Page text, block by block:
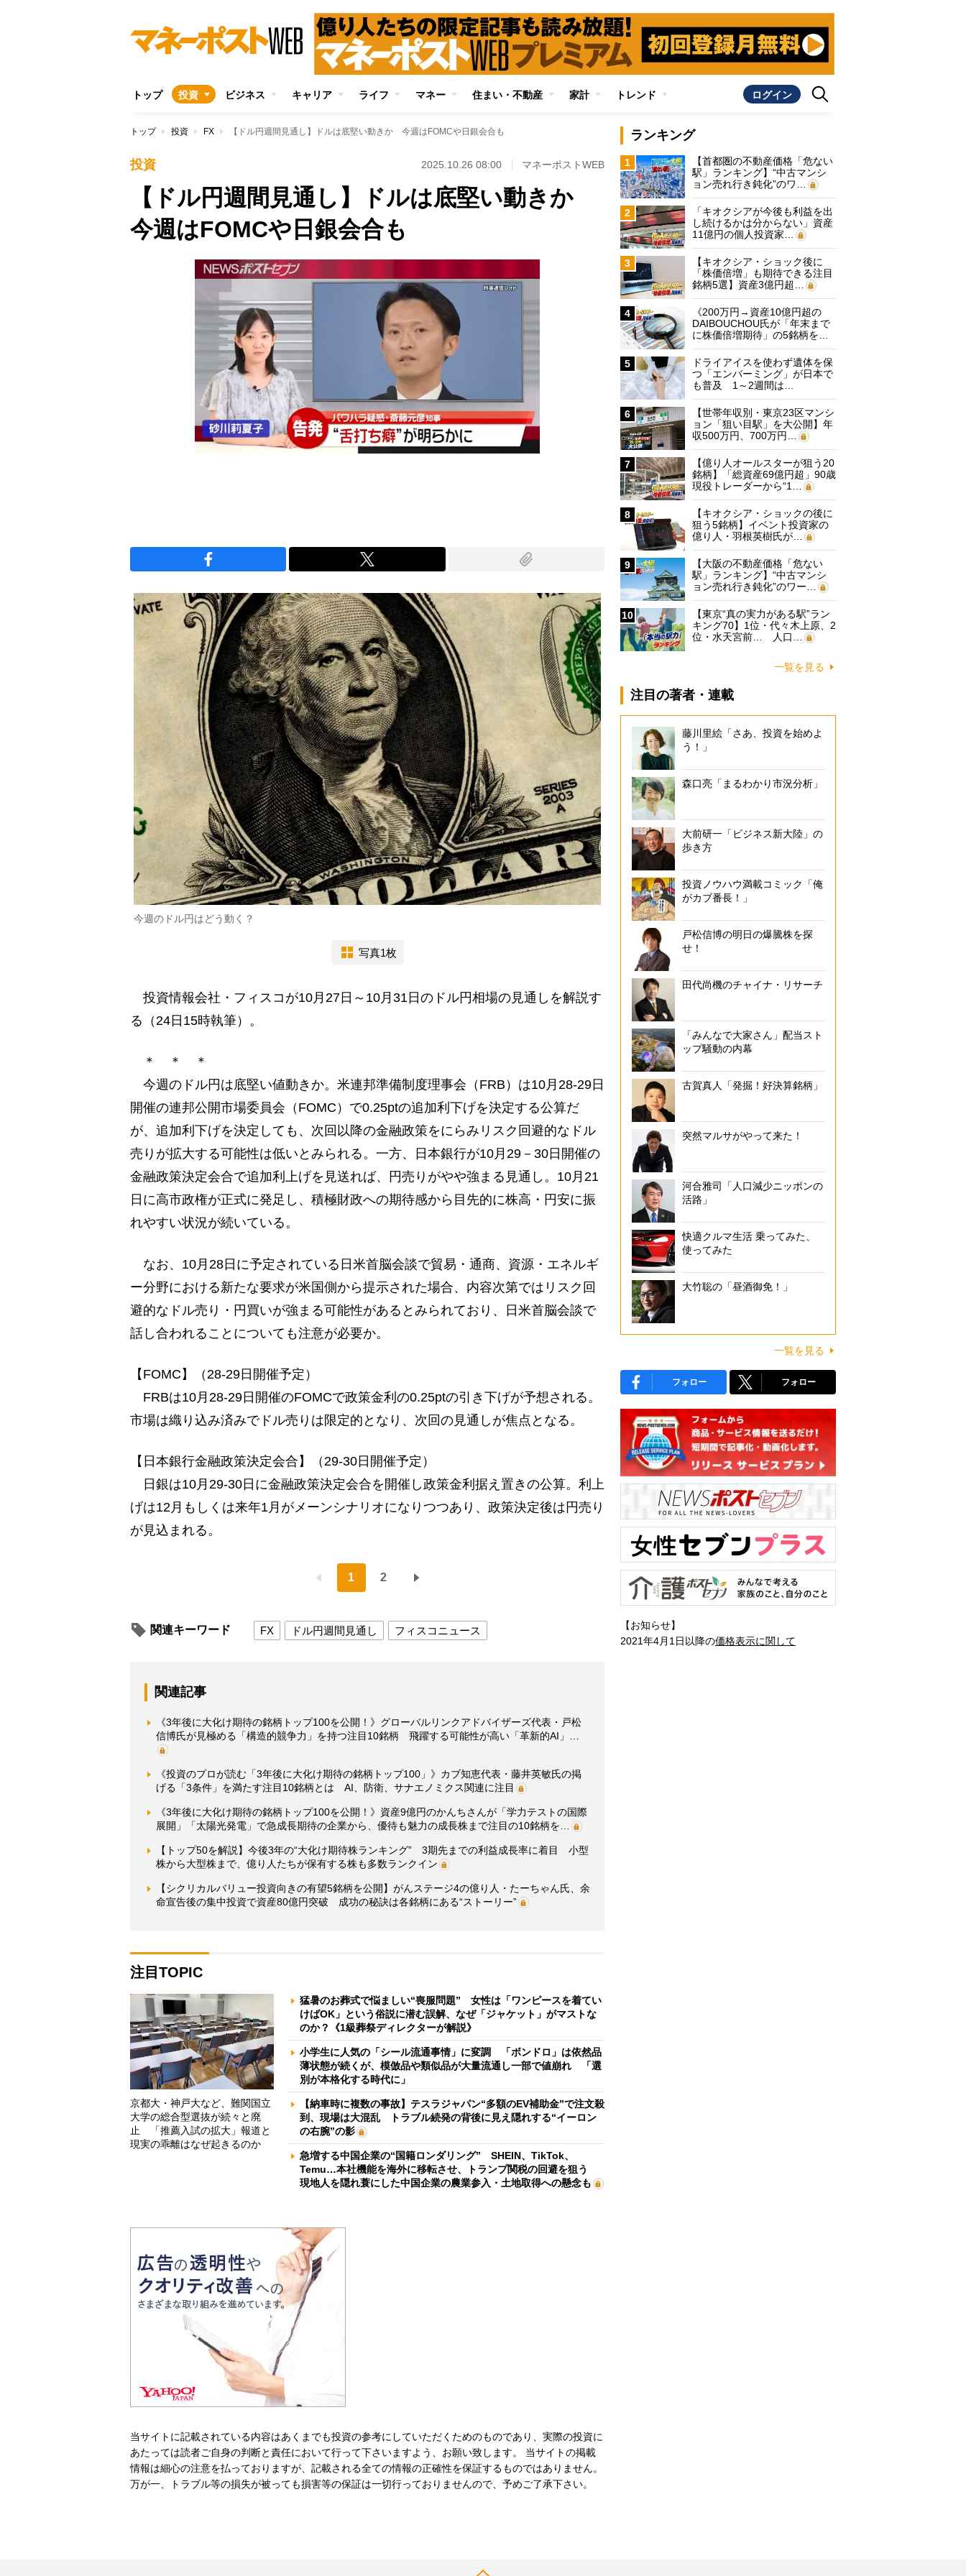
トップ 投資 ビジネス キャリア ライフ マネー 住まい・不動産 家計 トレンド ログイン
トップ 投資 FX 【ドル円週間見通し】ドルは底堅い動きか 今週はFOMCや日銀会合も
投資 2025.10.26 08:00 マネーポストWEB
【ドル円週間見通し】ドルは底堅い動きか
今週はFOMCや日銀会合も
今週のドル円はどう動く？
写真1枚
投資情報会社・フィスコが10月27日～10月31日のドル円相場の見通しを解説す
る（24日15時執筆）。
＊ ＊ ＊
今週のドル円は底堅い値動きか。米連邦準備制度理事会（FRB）は10月28-29日
開催の連邦公開市場委員会（FOMC）で0.25ptの追加利下げを決定する公算だ
が、追加利下げを決定しても、次回以降の金融政策をにらみリスク回避的なドル
売りが拡大する可能性は低いとみられる。一方、日本銀行が10月29－30日開催の
金融政策決定会合で追加利上げを見送れば、円売りがやや強まる見通し。10月21
日に高市政権が正式に発足し、積極財政への期待感から目先的に株高・円安に振
れやすい状況が続いている。
なお、10月28日に予定されている日米首脳会談で貿易・通商、資源・エネルギ
ー分野における新たな要求が米国側から提示された場合、内容次第ではリスク回
避的なドル売り・円買いが強まる可能性があるとみられており、日米首脳会談で
話し合われることについても注意が必要か。
【FOMC】（28-29日開催予定）
FRBは10月28-29日開催のFOMCで政策金利の0.25ptの引き下げが予想される。
市場は織り込み済みでドル売りは限定的となり、次回の見通しが焦点となる。
【日本銀行金融政策決定会合】（29-30日開催予定）
日銀は10月29-30日に金融政策決定会合を開催し政策金利据え置きの公算。利上
げは12月もしくは来年1月がメーンシナリオになりつつあり、政策決定後は円売り
が見込まれる。
1 2
関連キーワード FX ドル円週間見通し フィスコニュース
関連記事
《3年後に大化け期待の銘柄トップ100を公開！》グローバルリンクアドバイザーズ代表・戸松
信博氏が見極める「構造的競争力」を持つ注目10銘柄 飛躍する可能性が高い「革新的AI」…
《投資のプロが読む「3年後に大化け期待の銘柄トップ100」》カブ知恵代表・藤井英敏氏の掲
げる「3条件」を満たす注目10銘柄とは AI、防衛、サナエノミクス関連に注目
《3年後に大化け期待の銘柄トップ100を公開！》資産9億円のかんちさんが「学力テストの国際
展開」「太陽光発電」で急成長期待の企業から、優待も魅力の成長株まで注目の10銘柄を…
【トップ50を解説】今後3年の“大化け期待株ランキング” 3期先までの利益成長率に着目 小型
株から大型株まで、億り人たちが保有する株も多数ランクイン
【シクリカルバリュー投資向きの有望5銘柄を公開】がんステージ4の億り人・たーちゃん氏、余
命宣告後の集中投資で資産80億円突破 成功の秘訣は各銘柄にある“ストーリー”
注目TOPIC
京都大・神戸大など、難関国立
大学の総合型選抜が続々と廃
止 「推薦入試の拡大」報道と
現実の乖離はなぜ起きるのか
猛暑のお葬式で悩ましい“喪服問題” 女性は「ワンピースを着てい
けばOK」という俗説に潜む誤解、なぜ「ジャケット」がマストな
のか？《1級葬祭ディレクターが解説》
小学生に人気の「シール流通事情」に変調 「ボンドロ」は依然品
薄状態が続くが、模倣品や類似品が大量流通し一部で値崩れ 「選
別が本格化する時代に」
【納車時に複数の事故】テスラジャパン“多額のEV補助金”で注文殺
到、現場は大混乱 トラブル続発の背後に見え隠れする“イーロン
の右腕”の影
急増する中国企業の“国籍ロンダリング” SHEIN、TikTok、
Temu…本社機能を海外に移転させ、トランプ関税の回避を狙う
現地人を隠れ蓑にした中国企業の農業参入・土地取得への懸念も
当サイトに記載されている内容はあくまでも投資の参考にしていただくためのものであり、実際の投資に
あたっては読者ご自身の判断と責任において行って下さいますよう、お願い致します。 当サイトの掲載
情報は細心の注意を払っておりますが、記載される全ての情報の正確性を保証するものではありません。
万が一、トラブル等の損失が被っても損害等の保証は一切行っておりませんので、予めご了承下さい。
ランキング
1
【首都圏の不動産価格「危ない
駅」ランキング】“中古マンシ
ョン売れ行き鈍化”のワ…
2
「キオクシアが今後も利益を出
し続けるかは分からない」資産
11億円の個人投資家…
3
【キオクシア・ショック後に
「株価倍増」も期待できる注目
銘柄5選】資産3億円超…
4
《200万円→資産10億円超の
DAIBOUCHOU氏が「年末まで
に株価倍増期待」の5銘柄を…
5
ドライアイスを使わず遺体を保
つ「エンバーミング」が日本で
も普及 1～2週間は…
6
【世帯年収別・東京23区マンシ
ョン「狙い目駅」を大公開】年
収500万円、700万円…
7
【億り人オールスターが狙う20
銘柄】「総資産69億円超」90歳
現役トレーダーから“1…
8
【キオクシア・ショックの後に
狙う5銘柄】イベント投資家の
億り人・羽根英樹氏が…
9
【大阪の不動産価格「危ない
駅」ランキング】“中古マンシ
ョン売れ行き鈍化”のワー…
10
【東京“真の実力がある駅”ラン
キング70】1位・代々木上原、2
位・水天宮前… 人口…
一覧を見る
注目の著者・連載
藤川里絵「さあ、投資を始めよ
う！」
森口亮「まるわかり市況分析」
大前研一「ビジネス新大陸」の
歩き方
投資ノウハウ満載コミック「俺
がカブ番長！」
戸松信博の明日の爆騰株を探
せ！
田代尚機のチャイナ・リサーチ
「みんなで大家さん」配当スト
ップ騒動の内幕
古賀真人「発掘！好決算銘柄」
突然マルサがやって来た！
河合雅司「人口減少ニッポンの
活路」
快適クルマ生活 乗ってみた、
使ってみた
大竹聡の「昼酒御免！」
一覧を見る
フォロー フォロー
【お知らせ】
2021年4月1日以降の価格表示に関して